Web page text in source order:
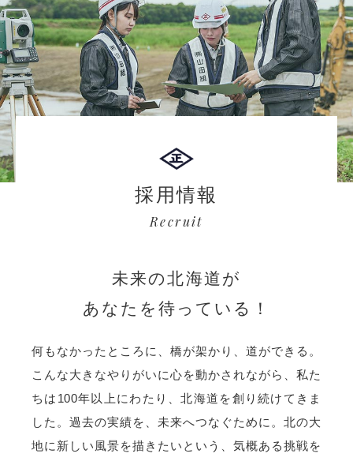
採用情報
Recruit
未来の北海道が
あなたを待っている！
何もなかったところに、橋が架かり、道ができる。
こんな大きなやりがいに心を動かされながら、私た
ちは100年以上にわたり、北海道を創り続けてきま
した。過去の実績を、未来へつなぐために。北の大
地に新しい風景を描きたいという、気概ある挑戦を